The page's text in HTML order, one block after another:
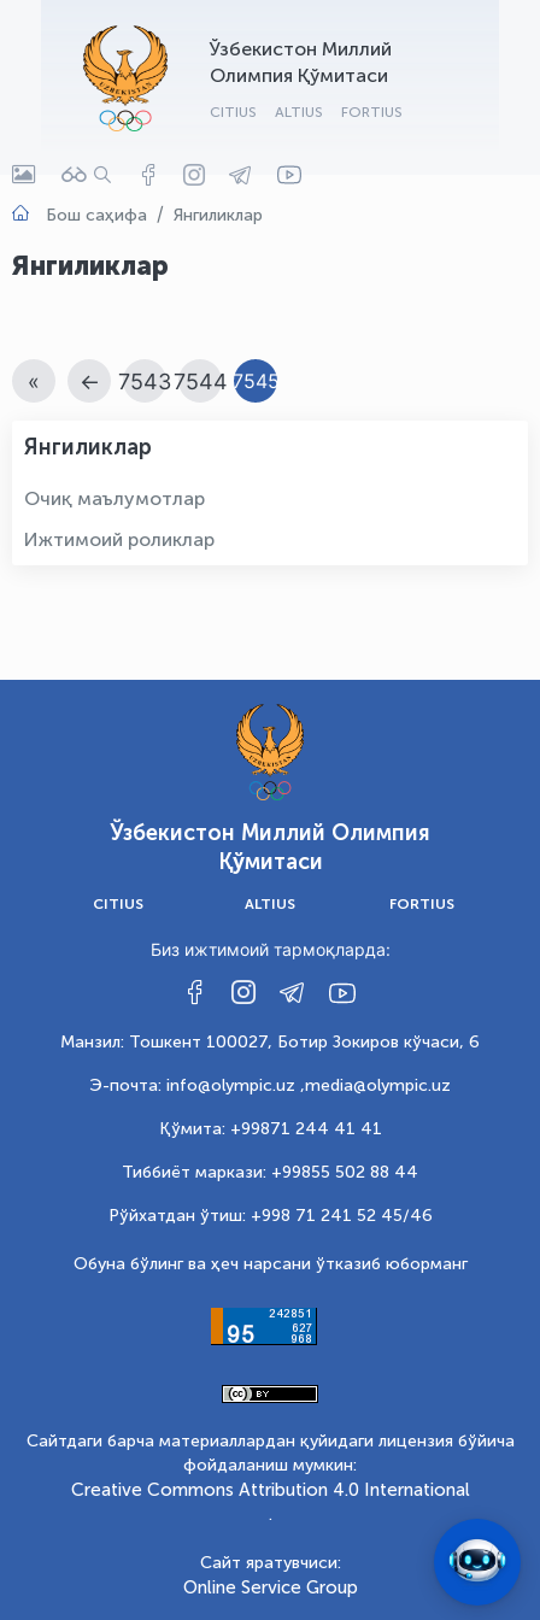
Ўзбекистон Миллий
Олимпия Қўмитаси
CITIUS ALTIUS FORTIUS
Бош саҳифа Янгиликлар
Янгиликлар
« ← 75437544 7545
Янгиликлар
Очиқ маълумотлар
Ижтимоий роликлар
Ўзбекистон Миллий Олимпия
Қўмитаси
CITIUS ALTIUS FORTIUS
Биз ижтимоий тармоқларда:
Манзил: Тошкент 100027, Ботир Зокиров кўчаси, 6
Э-почта: info@olympic.uz ,media@olympic.uz
Қўмита: +99871 244 41 41
Тиббиёт маркази: +99855 502 88 44
Рўйхатдан ўтиш: +998 71 241 52 45/46
Обуна бўлинг ва ҳеч нарсани ўтказиб юборманг
Сайтдаги барча материаллардан қуйидаги лицензия бўйича
фойдаланиш мумкин:
Creative Commons Attribution 4.0 International
.
Сайт яратувчиси:
Online Service Group
OLYMPCHIK AI - yordamchi
Онлайн · olympic.uz